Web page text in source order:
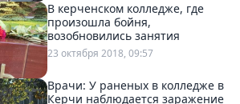
В керченском колледже, где
произошла бойня,
возобновились занятия
23 октября 2018, 09:57
Врачи: У раненых в колледже в
Керчи наблюдается заражение